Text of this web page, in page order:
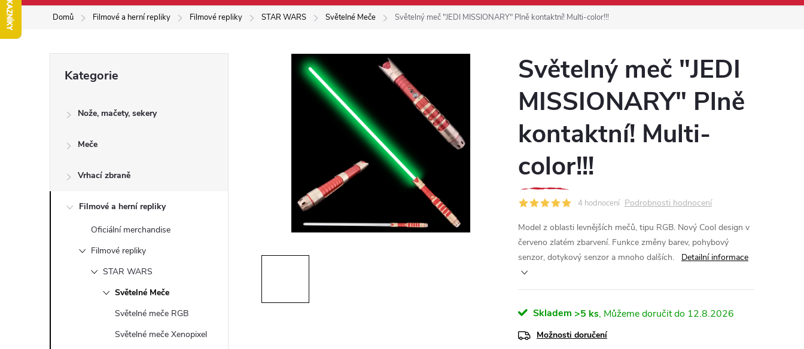
Domů Filmové a herní repliky Filmové repliky STAR WARS Světelné Meče Světelný meč "JEDI MISSIONARY" Plně kontaktní! Multi-color!!!
r
kategorie
Kategorie
Nože, mačety, sekery
Meče
Vrhací zbraně
Filmové a herní repliky
Oficiální merchandise
Filmové repliky
STAR WARS
Světelné Meče
Světelné meče RGB
Světelné meče Xenopixel
Světelný meč "JEDI
MISSIONARY" Plně
kontaktní! Multi-
color!!!
4 hodnocení Podrobnosti hodnocení
Model z oblasti levnějších mečů, tipu RGB. Nový Cool design v
červeno zlatém zbarvení. Funkce změny barev, pohybový
senzor, dotykový senzor a mnoho dalších.
Detailní informace
Skladem >5 ks 12.8.2026
Možnosti doručení